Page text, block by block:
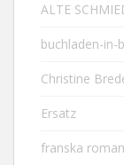
ALTE
buchladen-in-
Christine
Ersatz
franska